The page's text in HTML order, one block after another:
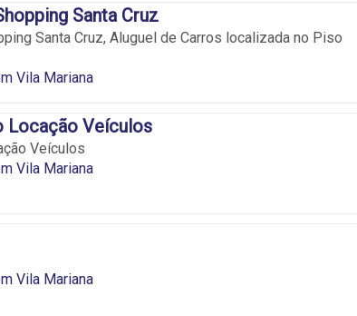
Santa Cruz
Santa Cruz, Aluguel de Carros localizada no Piso
Vila Mariana
Locação Veículos
Veículos
Vila Mariana
Vila Mariana